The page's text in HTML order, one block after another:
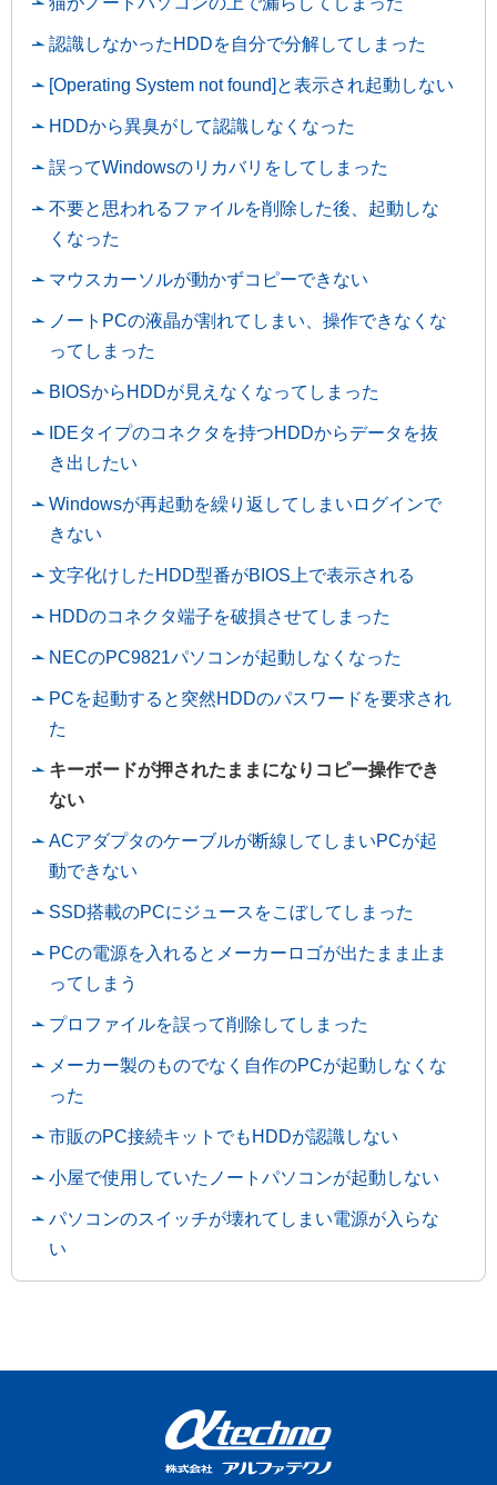
認識しなかったHDDを自分で分解してしまった
[Operating System not found]と表示され起動しない
HDDから異臭がして認識しなくなった
誤ってWindowsのリカバリをしてしまった
不要と思われるファイルを削除した後、起動しな
くなった
マウスカーソルが動かずコピーできない
ノートPCの液晶が割れてしまい、操作できなくな
ってしまった
BIOSからHDDが見えなくなってしまった
IDEタイプのコネクタを持つHDDからデータを抜
き出したい
Windowsが再起動を繰り返してしまいログインで
きない
文字化けしたHDD型番がBIOS上で表示される
HDDのコネクタ端子を破損させてしまった
NECのPC9821パソコンが起動しなくなった
PCを起動すると突然HDDのパスワードを要求され
た
キーボードが押されたままになりコピー操作でき
ない
ACアダプタのケーブルが断線してしまいPCが起
動できない
SSD搭載のPCにジュースをこぼしてしまった
PCの電源を入れるとメーカーロゴが出たまま止ま
ってしまう
プロファイルを誤って削除してしまった
メーカー製のものでなく自作のPCが起動しなくな
った
市販のPC接続キットでもHDDが認識しない
小屋で使用していたノートパソコンが起動しない
パソコンのスイッチが壊れてしまい電源が入らな
い